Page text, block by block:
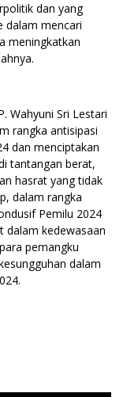
dan yang
dalam mencari
meningkatkan
Wahyuni Sri Lestari
rangka antisipasi
dan menciptakan
tantangan berat,
hasrat yang tidak
dalam rangka
Pemilu 2024
dalam kedewasaan
pemangku
dalam